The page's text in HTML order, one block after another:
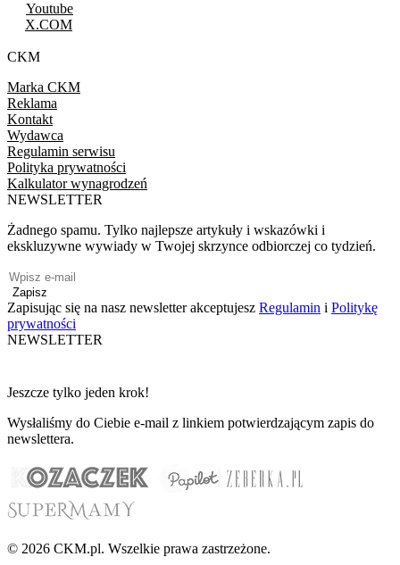
Youtube
X.COM
CKM
Marka CKM
Reklama
Kontakt
Wydawca
Regulamin serwisu
Polityka prywatności
Kalkulator wynagrodzeń
NEWSLETTER
Żadnego spamu. Tylko najlepsze artykuły i wskazówki i
ekskluzywne wywiady w Twojej skrzynce odbiorczej co tydzień.
Zapisz
Zapisując się na nasz newsletter akceptujesz Regulamin i Politykę
prywatności
NEWSLETTER
Jeszcze tylko jeden krok!
Wysłaliśmy do Ciebie e-mail z linkiem potwierdzającym zapis do
newslettera.
© 2026 CKM.pl. Wszelkie prawa zastrzeżone.